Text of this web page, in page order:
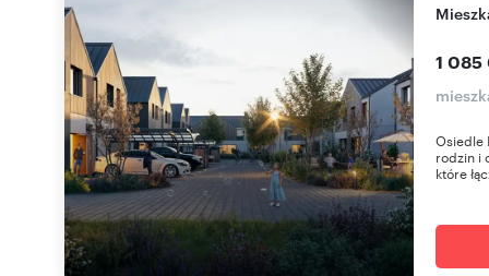
1 085
Osiedle
rodzin i
które